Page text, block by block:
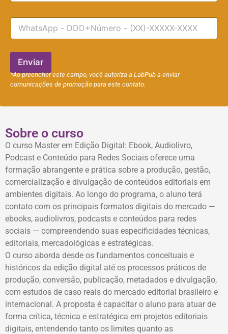
m
T
l
e
o
n
e
Enviar
*Ao preencher este campo, você autoriza a LabPub a enviar
comunicações de promoção para este contato.
Sobre o curso
O curso Master em Edição Digital: Ebook, Audiolivro,
Podcast e Conteúdo para Redes Sociais oferece uma
formação abrangente e prática sobre a produção, gestão,
comercialização e divulgação de conteúdos editoriais em
ambientes digitais. Ao longo do programa, o aluno terá
contato com os principais formatos digitais do mercado —
ebooks, audiolivros, podcasts e conteúdos para redes
sociais — compreendendo suas especificidades técnicas,
editoriais, mercadológicas e estratégicas.
O curso aborda desde os fundamentos conceituais e
históricos da edição digital até os processos práticos de
produção, conversão, publicação, metadados e divulgação,
com estudos de caso reais do mercado editorial brasileiro e
internacional. A proposta é capacitar o aluno para atuar de
forma crítica, técnica e estratégica em projetos editoriais
digitais, entendendo tanto os limites quanto as